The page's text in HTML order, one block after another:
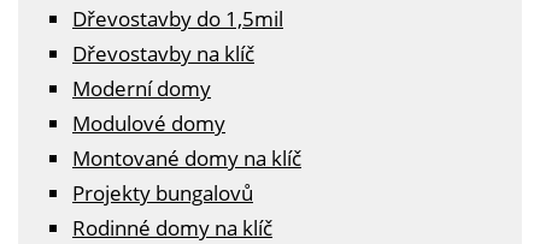
Dřevostavby do 1,5mil
Dřevostavby na klíč
Moderní domy
Modulové domy
Montované domy na klíč
Projekty bungalovů
Rodinné domy na klíč